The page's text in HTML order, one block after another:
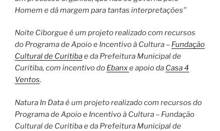
Homem e dá margem para tantas interpretações’’
Noite Ciborgue é um projeto realizado com recursos
do Programa de Apoio e Incentivo à Cultura – Fundação
Cultural de Curitibae da Prefeitura Municipal de
Curitiba, com incentivo do Ebanxe apoio da Casa 4
Ventos.
Natura In Data é um projeto realizado com recursos do
Programa de Apoio e Incentivo à Cultura – Fundação
Cultural de Curitiba e da Prefeitura Municipal de